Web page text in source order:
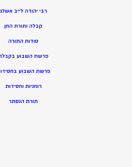
רבי יהודה לייב אשלג
קבלה ותורת החן
סודות התורה
פרשת השבוע
פרשת השבוע
רוחניות וחסידות
תורת הנסתר